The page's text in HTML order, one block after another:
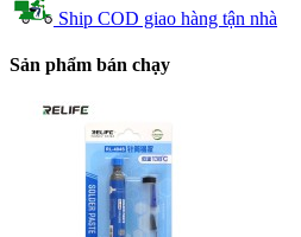
Ship COD giao hàng tận nhà
Sản phẩm bán chạy